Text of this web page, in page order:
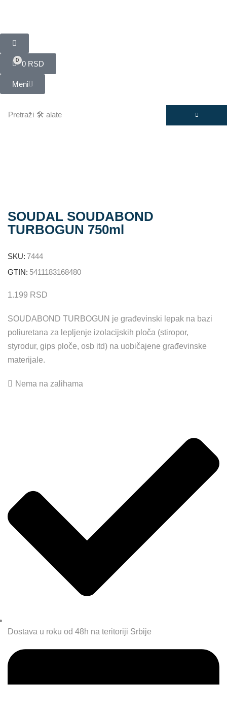
0 0 RSD
Meni
Pretraži 🛠️ alate
SOUDAL SOUDABOND
TURBOGUN 750ml
SKU: 7444
GTIN: 5411183168480
1.199 RSD
SOUDABOND TURBOGUN je građevinski lepak na bazi
poliuretana za lepljenje izolacijskih ploča (stiropor,
styrodur, gips ploče, osb itd) na uobičajene građevinske
materijale.
Nema na zalihama
Dostava u roku od 48h na teritoriji Srbije